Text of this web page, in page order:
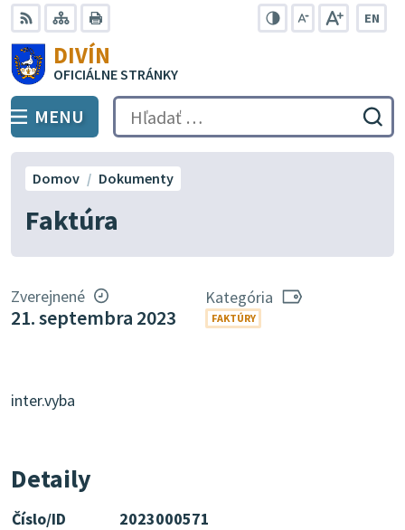
Preskočiť
na
obsah
RSS Mapa
EN
DIVÍN
OFICIÁLNE STRÁNKY
PREPNÚŤ
MENU Hľadať:
Faktúra
Domov Dokumenty
Zverejnené
21. septembra 2023
Kategória
FAKTÚRY
inter.vyba
Detaily
Číslo/ID
2023000571